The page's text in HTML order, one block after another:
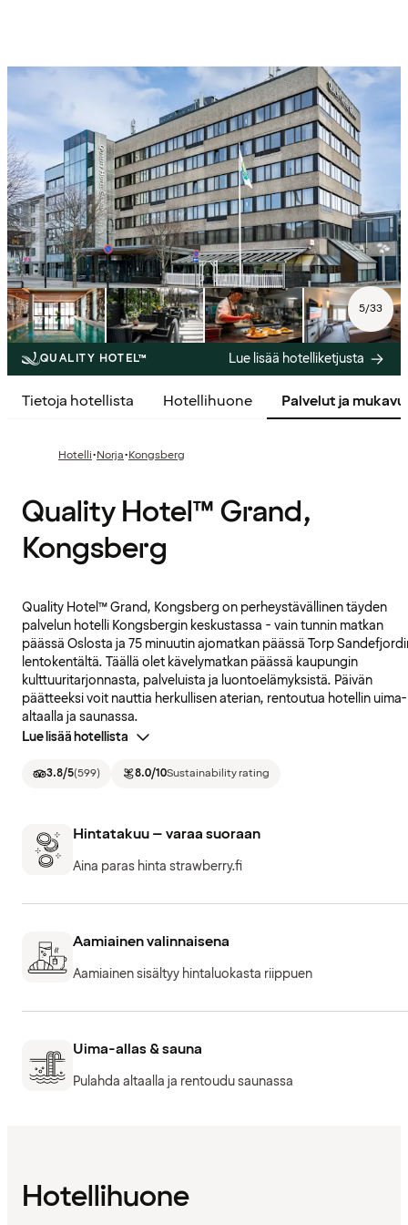
5/33
QUALITY HOTEL™ Lue lisää hotelliketjusta
Tietoja hotellista Hotellihuone Palvelut ja
Hotelli·Norja·Kongsberg
Quality Hotel™ Grand,
Kongsberg
Quality Hotel™ Grand, Kongsberg on perheystävällinen täyden
palvelun hotelli Kongsbergin keskustassa - vain tunnin matkan
päässä Oslosta ja 75 minuutin ajomatkan päässä Torp
lentokentältä. Täällä olet kävelymatkan päässä kaupungin
kulttuuritarjonnasta, palveluista ja luontoelämyksistä. Päivän
päätteeksi voit nauttia herkullisen aterian, rentoutua hotellin uima-
altaalla ja saunassa.
Lue lisää hotellista
3.8/5(599) 8.0/10Sustainability rating
Hintatakuu – varaa suoraan
Aina paras hinta strawberry.fi
Aamiainen valinnaisena
Aamiainen sisältyy hintaluokasta riippuen
Uima-allas & sauna
Pulahda altaalla ja rentoudu saunassa
Hotellihuone